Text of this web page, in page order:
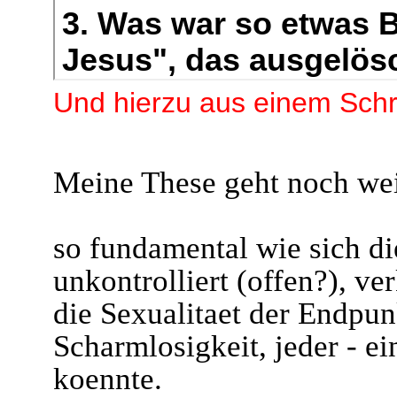
Und hierzu aus einem
Meine These geht noch
so fundamental wie sich
unkontrolliert (offen?),
die Sexualitaet der
Scharmlosigkeit, jeder -
koennte.